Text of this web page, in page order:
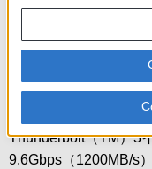
Thunderbolt（TM）3
Thunderbolt（TM）3
9.6Gbps（1200MB/s